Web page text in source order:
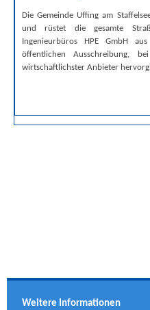
Die Gemeinde Uffing am
und rüstet die gesamte
Ingenieurbüros HPE GmbH
öffentlichen Ausschreibung,
wirtschaftlichster Anbieter
Weitere Informationen